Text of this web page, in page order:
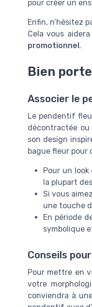
pour créer un
Enfin, n’hésitez
Cela vous
promotionnel.
Bien
Associer le
Le pendentif
décontractée
son design
bague fleur pour
Pour un
la plupart
Si vous
une touche
En période
symbolique
Conseils
Pour mettre en
votre
conviendra à